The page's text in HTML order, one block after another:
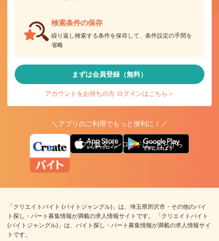
検索条件の保存
繰り返し検索する条件を保存して、条件設定の手間を
省略
まずは会員登録（無料）
アカウントをお持ちの方 ログインはこちら＞
＼アプリのご利用でもっと便利に！／
アプリ版ダウンロードはこちらから
「クリエイトバイト (バイトジャングル)」は、埼玉県所沢市・その他のバイ
ト探し・パート募集情報が満載の求人情報サイトです。 「クリエイトバイト
(バイトジャングル)」は、バイト探し・パート募集情報が満載の求人情報サイ
トです。